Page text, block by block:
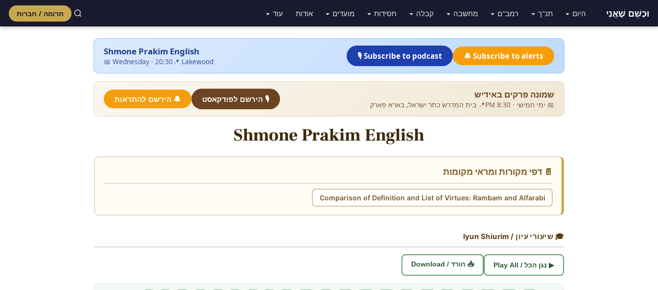
וּכְשֵׁם שֶׁאֲנִי היום תנ"ך רמב"ם מחשבה קבלה חסידות מועדים אודות עוד תרומה / חברות
Shmone Prakim English
📅 Wednesday · 20:30📍 Lakewood
🎙 Subscribe to podcast 🔔 Subscribe to alerts
שמונה פרקים באידיש
📅 ימי חמישי · 8:30 PM 📍 בית המדרש כתר ישראל, בארא פארק
🎙 הירשם לפודקאסט 🔔 הירשם להתראות
Shmone Prakim English
📄 דפי מקורות ומראי מקומות
Comparison of Definition and List of Virtues: Rambam and Alfarabi
🎓 שיעורי עיון / Iyun Shiurim
▶ נגן הכל / Play All 📥 הורד / Download